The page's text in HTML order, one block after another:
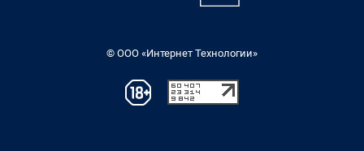
© ООО «Интернет Технологии»